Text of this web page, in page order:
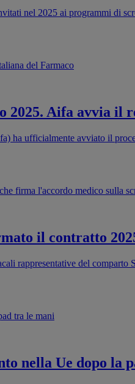
nel 2025 ai programmi di
2025. Aifa avvia
ha ufficialmente avviato il
il contratto
rappresentative del
nella Ue dopo la